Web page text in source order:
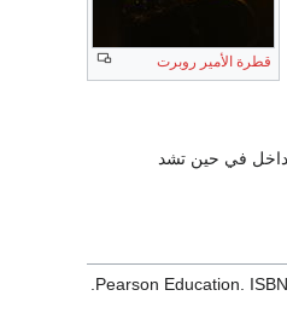
قطرة الأمير روبرت
في حين تشد